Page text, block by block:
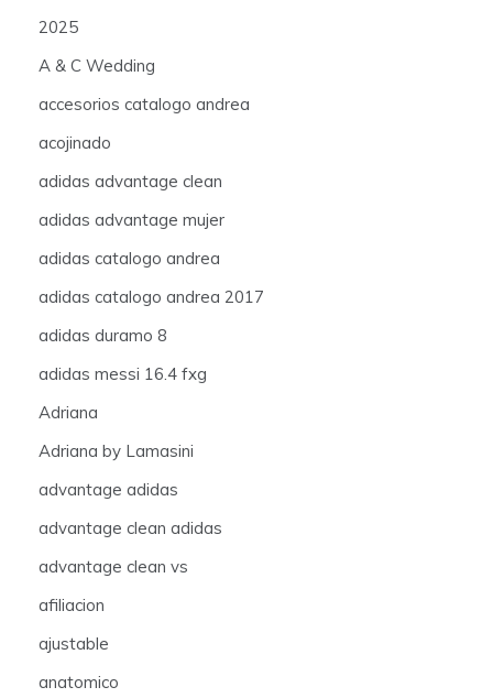
2025
A & C Wedding
accesorios catalogo andrea
acojinado
adidas advantage clean
adidas advantage mujer
adidas catalogo andrea
adidas catalogo andrea 2017
adidas duramo 8
adidas messi 16.4 fxg
Adriana
Adriana by Lamasini
advantage adidas
advantage clean adidas
advantage clean vs
afiliacion
ajustable
anatomico